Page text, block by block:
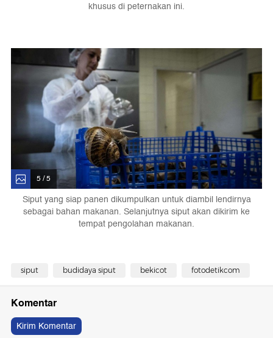
khusus di peternakan ini.
5 / 5
Siput yang siap panen dikumpulkan untuk diambil lendirnya
sebagai bahan makanan. Selanjutnya siput akan dikirim ke
tempat pengolahan makanan.
siput budidaya siput bekicot fotodetikcom
Komentar
Kirim Komentar